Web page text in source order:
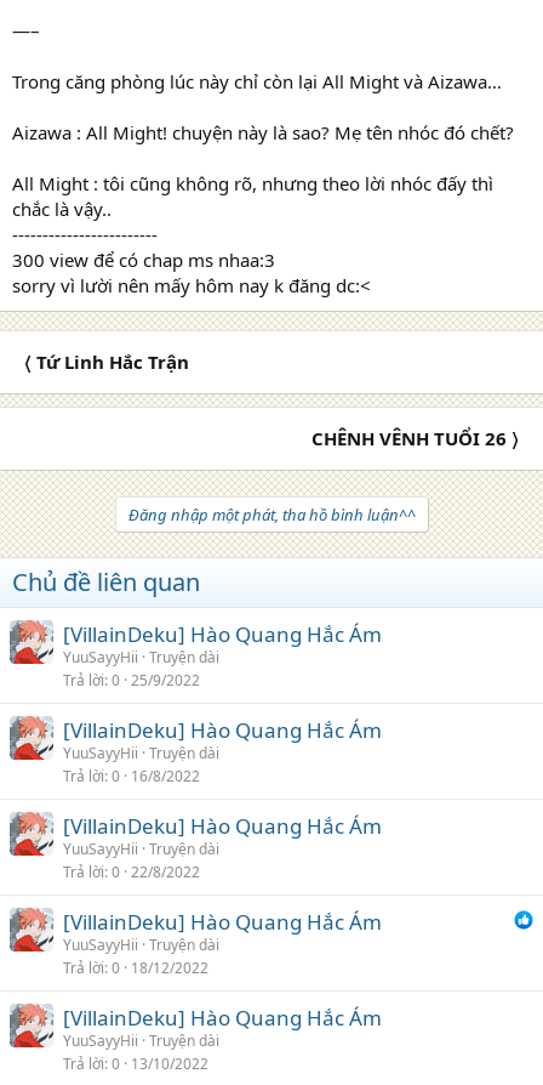
—–
Trong căng phòng lúc này chỉ còn lại All Might và Aizawa…
Aizawa : All Might! chuyện này là sao? Mẹ tên nhóc đó chết?
All Might : tôi cũng không rõ, nhưng theo lời nhóc đấy thì
chắc là vậy..
------------------------
300 view để có chap ms nhaa:3
sorry vì lười nên mấy hôm nay k đăng dc:<
〈 Tứ Linh Hắc Trận
CHÊNH VÊNH TUỔI 26 〉
Đăng nhập một phát, tha hồ bình luận^^
Chủ đề liên quan
[VillainDeku] Hào Quang Hắc Ám
YuuSayyHii Truyện dài
Trả lời 0 25/9/2022
[VillainDeku] Hào Quang Hắc Ám
YuuSayyHii Truyện dài
Trả lời 0 16/8/2022
[VillainDeku] Hào Quang Hắc Ám
YuuSayyHii Truyện dài
Trả lời 0 22/8/2022
[VillainDeku] Hào Quang Hắc Ám
YuuSayyHii Truyện dài
Trả lời 0 18/12/2022
[VillainDeku] Hào Quang Hắc Ám
YuuSayyHii Truyện dài
Trả lời 0 13/10/2022